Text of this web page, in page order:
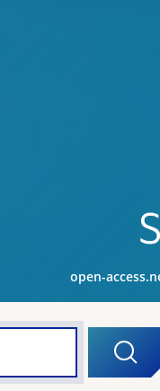
open-